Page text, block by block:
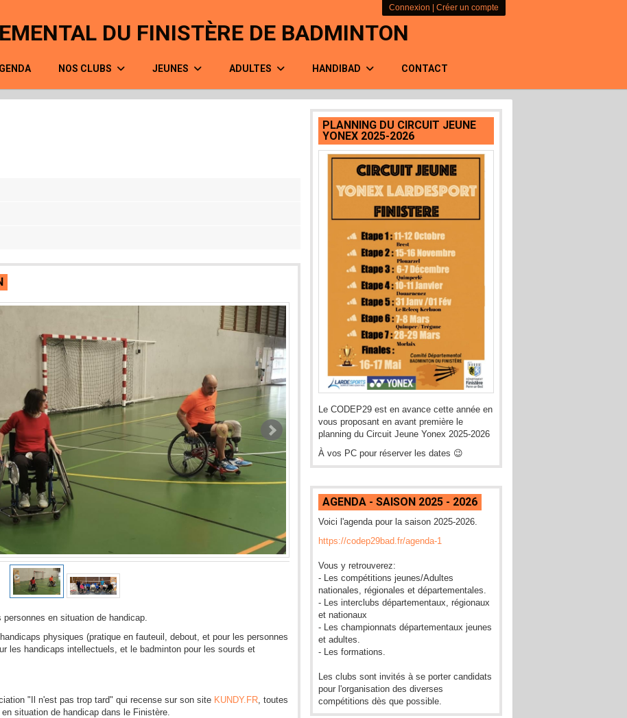
Connexion Créer un compte
DU FINISTÈRE DE BADMINTON
NOS CLUBS JEUNES ADULTES HANDIBAD CONTACT
en situation de handicap.
physiques (pratique en fauteuil, debout, et pour les personnes
les handicaps intellectuels, et le badminton pour les sourds et
"Il n'est pas trop tard" qui recense sur son site KUNDY.FR , toutes
situation de handicap dans le Finistère.
PLANNING DU CIRCUIT JEUNE
YONEX 2025-2026
Le CODEP29 est en avance cette année en
vous proposant en avant première le
planning du Circuit Jeune Yonex 2025-2026
À vos PC pour réserver les dates 😉
AGENDA - SAISON 2025 - 2026
Voici l'agenda pour la saison 2025-2026.
https://codep29bad.fr/agenda-1
Vous y retrouverez:
- Les compétitions jeunes/Adultes
nationales, régionales et départementales.
- Les interclubs départementaux, régionaux
et nationaux
- Les championnats départementaux jeunes
et adultes.
- Les formations.
Les clubs sont invités à se porter candidats
pour l'organisation des diverses
compétitions dès que possible.